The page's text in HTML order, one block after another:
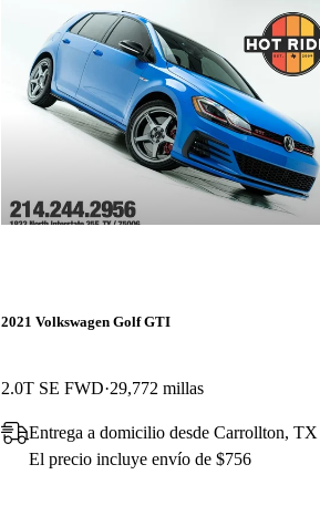
2021 Volkswagen Golf GTI
2.0T SE FWD 29,772 millas
Entrega a domicilio desde Carrollton, TX
El precio incluye envío de $756